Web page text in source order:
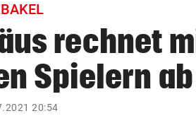
rechnet
Spielern ab
20:54